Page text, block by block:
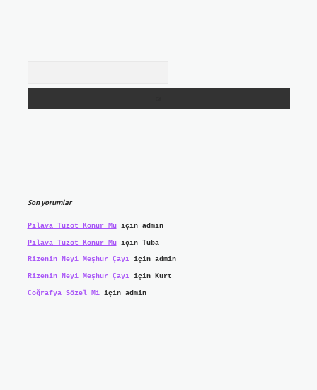
Son yorumlar
Pilava Tuzot Konur Muiçin admin
Pilava Tuzot Konur Muiçin Tuba
Rizenin Neyi Meşhur Çayıiçin admin
Rizenin Neyi Meşhur Çayıiçin Kurt
Coğrafya Sözel Miiçin admin